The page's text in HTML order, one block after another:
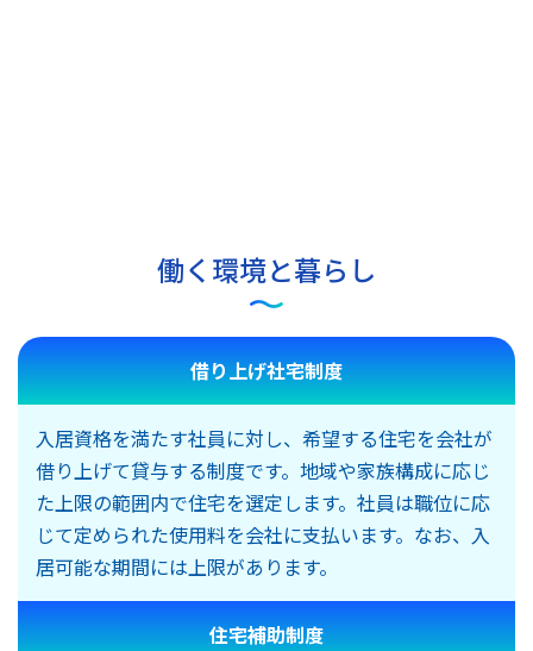
働く環境と暮らし
借り上げ社宅制度
入居資格を満たす社員に対し、希望する住宅を会社が
借り上げて貸与する制度です。地域や家族構成に応じ
た上限の範囲内で住宅を選定します。社員は職位に応
じて定められた使用料を会社に支払います。なお、入
居可能な期間には上限があります。
住宅補助制度